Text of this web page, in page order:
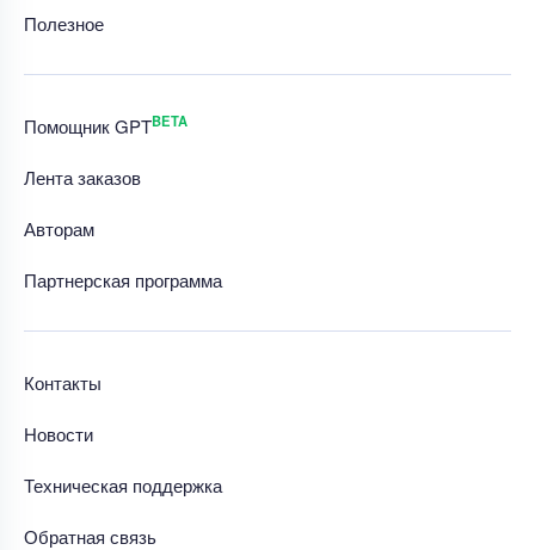
Полезное
Помощник GPTBETA
Лента заказов
Авторам
Партнерская программа
Контакты
Новости
Техническая поддержка
Обратная связь